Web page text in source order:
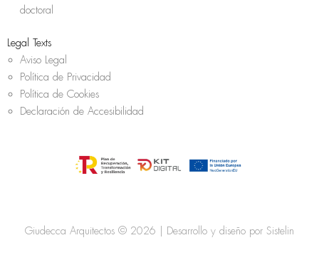
doctoral
Legal Texts
Aviso Legal
Política de Privacidad
Política de Cookies
Declaración de Accesibilidad
Giudecca Arquitectos © 2026 | Desarrollo y diseño por Sistelin